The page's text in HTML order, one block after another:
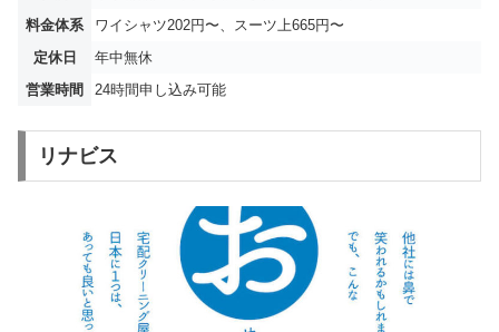
料金体系
ワイシャツ202円〜、スーツ上665円〜
定休日
年中無休
営業時間
24時間申し込み可能
リナビス